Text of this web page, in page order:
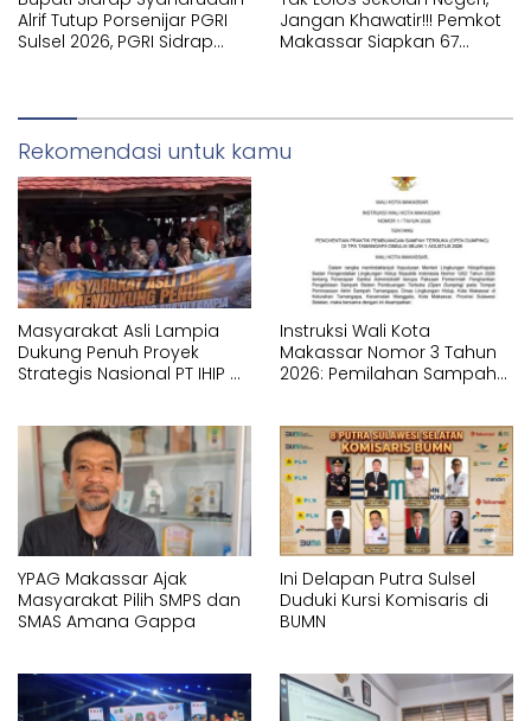
Alrif Tutup Porsenijar PGRI
Sulsel 2026, PGRI Sidrap
Jangan Khawatir!!! Pemkot
Makassar Siapkan 67
Rekomendasi untuk kamu
Masyarakat Asli Lampia
Dukung Penuh Proyek
Strategis Nasional PT IHIP di
Instruksi Wali Kota
Makassar Nomor 3 Tahun
2026: Pemilahan Sampah
YPAG Makassar Ajak
Masyarakat Pilih SMPS dan
SMAS Amana Gappa
Ini Delapan Putra Sulsel
Duduki Kursi Komisaris di
BUMN